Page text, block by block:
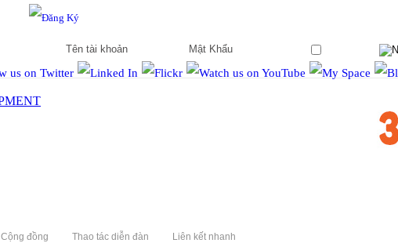
Cộng đồng Thao tác diễn đàn Liên kết nhanh